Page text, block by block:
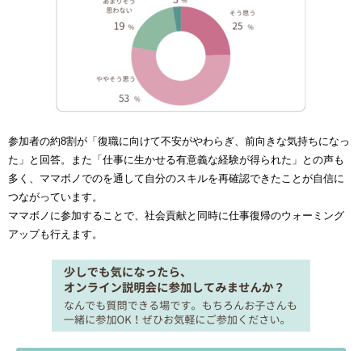
参加者の約8割が「復職に向けて不安がやわらぎ、前向きな気持ちになっ
た」と回答。また「仕事に生かせる有意義な経験が得られた」との声も
多く、ママボノでのを通して自分のスキルを再確認できたことが自信に
つながっています。
ママボノに参加することで、社会貢献と同時に仕事復帰のウォーミング
アップも行えます。